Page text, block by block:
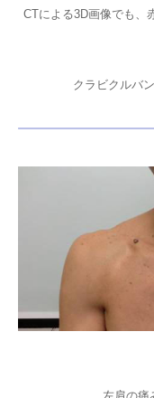
CTによる3D画像でも、
クラビクルバ